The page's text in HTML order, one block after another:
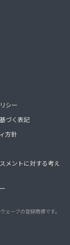
シー
づく表記
方針
メントに対する考え
ェーブの登録商標です。